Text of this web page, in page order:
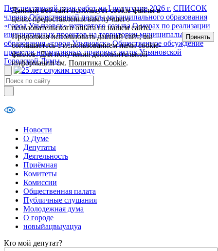
Перспективный план работ на I полугодие 2026 г. СПИСОК
членов Общественной палаты муниципального образования
«город Ульяновск» четвертого созыва О мерах по реализации
инициативных проектов на территории муниципального
образования «город Ульяновск» Общественное обсуждение
проектов нормативных правовых актов Ульяновской
Городской Думы
Новости
О Думе
Депутаты
Деятельность
Приёмная
Комитеты
Комиссии
Общественная палата
Публичные слушания
Молодежная дума
О городе
новыйацвыуацуа
Кто мой депутат?
Данный веб-сайт использует cookie-файлы в
целях предоставления вам лучшего
пользовательского опыта на нашем сайте.
Продолжая использовать данный сайт, вы
соглашаетесь с использованием нами cookie-
файлов. Для получения дополнительной
информации см.Политика Cookie.
Принять